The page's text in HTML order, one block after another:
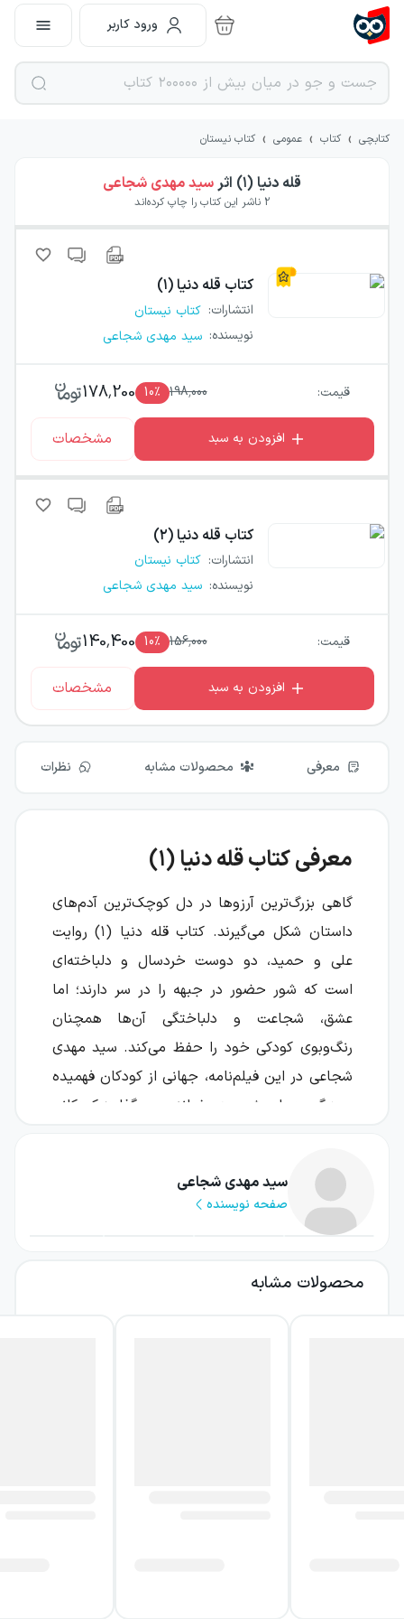
ورود کاربر
کتابچی › کتاب › عمومی › کتاب نیستان
قله دنیا (۱) اثرسید مهدی شجاعی
2 ناشر این کتاب را چاپ کرده‌اند
کتاب قله دنیا (۱)
انتشارات: کتاب نیستان
نویسنده: سید مهدی شجاعی
قیمت: 198,000
10٪ 178,200
افزودن به سبد مشخصات
کتاب قله دنیا (۲)
انتشارات: کتاب نیستان
نویسنده: سید مهدی شجاعی
قیمت: 156,000
10٪ 140,400
افزودن به سبد مشخصات
معرفی محصولات مشابه نظرات
معرفی کتاب قله دنیا (۱)
گاهی بزرگ‌ترین آرزوها در دل کوچک‌ترین آدم‌های
داستان شکل می‌گیرند. کتاب قله دنیا (۱) روایت
علی و حمید، دو دوست خردسال و دلباخته‌ای
است که شور حضور در جبهه را در سر دارند؛ اما
عشق، شجاعت و دلباختگی آن‌ها همچنان
رنگ‌وبوی کودکی خود را حفظ می‌کند. سید مهدی
شجاعی در این فیلم‌نامه، جهانی از کودکان فهمیده
و بزرگ‌مرد را پیش روی خواننده می‌گذارد؛ کودکانی
اغراق‌آمیز تعریف نمی‌شود.
این اثر از همان ابتدا به‌جای تکیه بر جملات قصار
و پیام‌های مستقیم، به قصه‌گویی وفادار می‌ماند.
میل به رسیدن است؛ داستانی که پیام خود را از
سید مهدی شجاعی
صفحه نویسنده
محصولات مشابه